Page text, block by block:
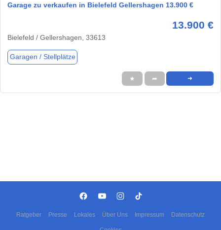
Garage zu verkaufen in Bielefeld Gellershagen 13.900 €
13.900 €
Bielefeld / Gellershagen, 33613
Garagen / Stellplätze
★ ➦ ➜
Ratgeber Presse Lokales Über Uns Impressum Datenschutz